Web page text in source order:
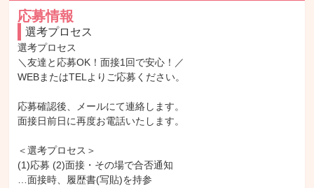
応募情報
選考プロセス
選考プロセス
＼友達と応募OK！面接1回で安心！／
WEBまたはTELよりご応募ください。
応募確認後、メールにて連絡します。
面接日前日に再度お電話いたします。
＜選考プロセス＞
(1)応募 (2)面接・その場で合否通知
…面接時、履歴書(写貼)を持参